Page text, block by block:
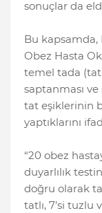
sonuçlar da
Bu kapsamda,
Obez Hasta
temel tada
saptanması
tat eşiklerinin
yaptıklarını
“20 obez
duyarlılık
doğru olarak
tatlı, 7’si tuzlu